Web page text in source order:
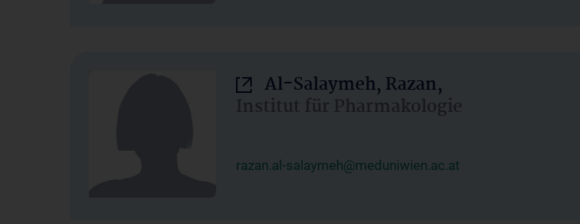
Al-Salaymeh, Razan,
Institut für Pharmakologie
razan.al-salaymeh@meduniwien.ac.at